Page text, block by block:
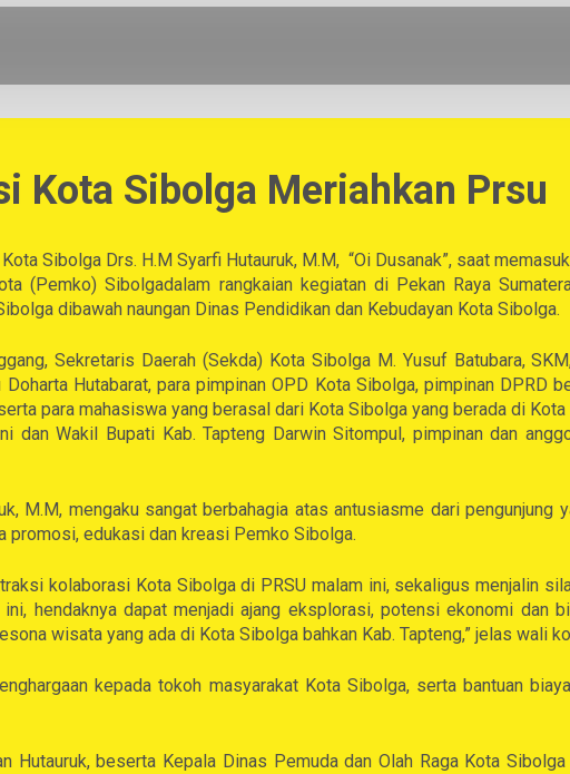
Kota Sibolga Meriahkan Prsu
Sibolga Drs. H.M Syarfi Hutauruk, M.M, “Oi Dusanak”, saat
(Pemko) Sibolgadalam rangkaian kegiatan di Pekan Raya
dibawah naungan Dinas Pendidikan dan Kebudayan Kota Sibolga.
Sekretaris Daerah (Sekda) Kota Sibolga M. Yusuf Batubara,
Hutabarat, para pimpinan OPD Kota Sibolga, pimpinan DPRD
para mahasiswa yang berasal dari Kota Sibolga yang berada di Kota
dan Wakil Bupati Kab. Tapteng Darwin Sitompul, pimpinan dan
M.M, mengaku sangat berbahagia atas antusiasme dari pengunjung
promosi, edukasi dan kreasi Pemko Sibolga.
kolaborasi Kota Sibolga di PRSU malam ini, sekaligus menjalin
hendaknya dapat menjadi ajang eksplorasi, potensi ekonomi dan
wisata yang ada di Kota Sibolga bahkan Kab. Tapteng,” jelas wali
kepada tokoh masyarakat Kota Sibolga, serta bantuan
Hutauruk, beserta Kepala Dinas Pemuda dan Olah Raga Kota